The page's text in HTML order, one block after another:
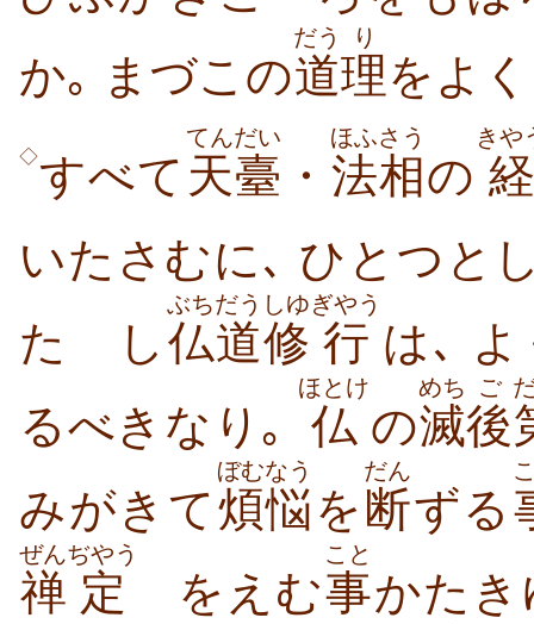
か｡ まづこの道
だう
理
り
をよ
◇すべて 天臺
てんだい
・ 法相
ほふさう
の 経
きや
いたさむに､ ひとつと
たゞし 仏道
ぶちだう
修
しゆ
行
ぎやう
は､
るべきなり｡
仏
ほとけ
の滅
めち
後
ご
みがきて煩悩
ぼむなう
を 断
だん
ずる
禅
ぜん
定
ぢやう
をえむ事
こと
かた